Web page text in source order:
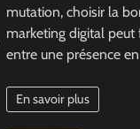
mutation, choisir la
marketing digital
entre une présence
En savoir plus